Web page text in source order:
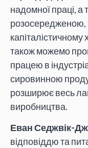
надомної праці, а
розосередженою,
капіталістичному
також можемо
працею в
сировинною
розширює весь
виробництва.
Еван Седжвік-
відповіддю та